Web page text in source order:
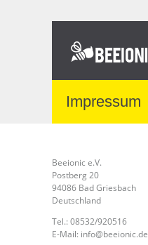
Impressum
Beeionic e.V.
Postberg 20
94086 Bad Griesbach
Deutschland
Tel.: 08532/920516
E-Mail: info@beeionic.de